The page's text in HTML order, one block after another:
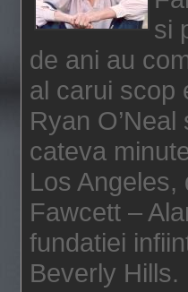
si
de ani au
al carui scop
Ryan
cateva
Los
Fawcett –
fundatiei
Beverly Hills.